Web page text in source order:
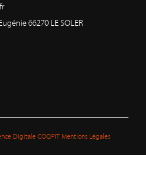
66270 LE SOLER
Digitale COQPIT Mentions Légales